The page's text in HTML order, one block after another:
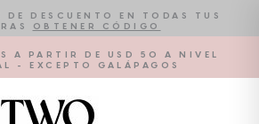
DE DESCUENTO EN TODAS TUS
OBTENER CÓDIGO
A PARTIR DE USD 50 A NIVEL
- EXCEPTO GALÁPAGOS